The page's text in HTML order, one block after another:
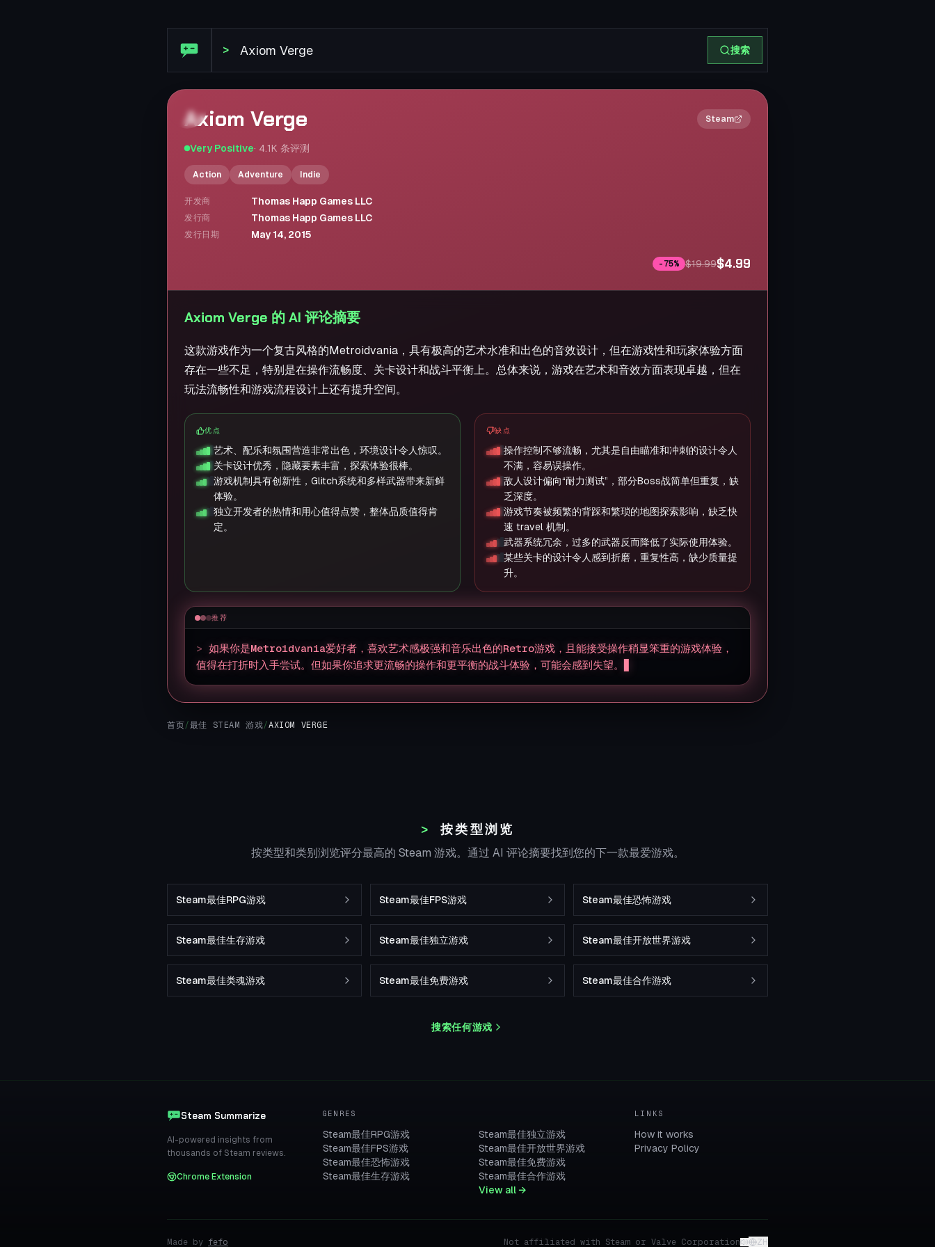
> 搜索
2×
Axiom Verge Steam
Very Positive· 4.1K 条评测
Action Adventure Indie
开发商 Thomas Happ Games LLC
发行商 Thomas Happ Games LLC
发行日期 May 14, 2015
- 75% $19.99$4.99
Axiom Verge 的 AI 评论摘要
这款游戏作为一个复古风格的Metroidvania，具有极高的艺术水准和出色的音效设计，但在游戏性和玩家体验方面
存在一些不足，特别是在操作流畅度、关卡设计和战斗平衡上。总体来说，游戏在艺术和音效方面表现卓越，但在
玩法流畅性和游戏流程设计上还有提升空间。
优点
艺术、配乐和氛围营造非常出色，环境设计令人惊叹。
关卡设计优秀，隐藏要素丰富，探索体验很棒。
游戏机制具有创新性，Glitch系统和多样武器带来新鲜
体验。
独立开发者的热情和用心值得点赞，整体品质值得肯
定。
缺点
操作控制不够流畅，尤其是自由瞄准和冲刺的设计令人
不满，容易误操作。
敌人设计偏向“耐力测试”，部分Boss战简单但重复，缺
乏深度。
游戏节奏被频繁的背踩和繁琐的地图探索影响，缺乏快
速 travel 机制。
武器系统冗余，过多的武器反而降低了实际使用体验。
某些关卡的设计令人感到折磨，重复性高，缺少质量提
升。
推荐
> 如果你是Metroidvania爱好者，喜欢艺术感极强和音乐出色的Retro游戏，且能接受操作稍显笨重的游戏体验，
值得在打折时入手尝试。但如果你追求更流畅的操作和更平衡的战斗体验，可能会感到失望。
首页/最佳 STEAM 游戏/AXIOM VERGE
按类型浏览
按类型和类别浏览评分最高的 Steam 游戏。通过 AI 评论摘要找到您的下一款最爱游戏。
Steam最佳RPG游戏 Steam最佳FPS游戏 Steam最佳恐怖游戏
Steam最佳生存游戏 Steam最佳独立游戏 Steam最佳开放世界游戏
Steam最佳类魂游戏 Steam最佳免费游戏 Steam最佳合作游戏
搜索任何游戏
Steam Summarize
AI-powered insights from
thousands of Steam reviews.
Chrome Extension
GENRES
Steam最佳RPG游戏
Steam最佳FPS游戏
Steam最佳恐怖游戏
Steam最佳生存游戏
Steam最佳独立游戏
Steam最佳开放世界游戏
Steam最佳免费游戏
Steam最佳合作游戏
View all →
LINKS
How it works
Privacy Policy
Made by fefo Not affiliated with Steam or Valve Corporation ZH